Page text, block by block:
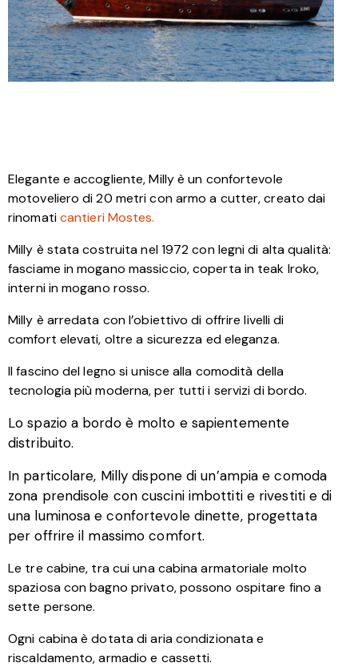
Elegante e accogliente, Milly è un confortevole
motoveliero di 20 metri con armo a cutter, creato dai
rinomaticantieri Mostes.
Milly è stata costruita nel 1972 con legni di alta qualità:
fasciame in mogano massiccio, coperta in teak Iroko,
interni in mogano rosso.
Milly è arredata con l’obiettivo di offrire livelli di
comfort elevati, oltre a sicurezza ed eleganza.
Il fascino del legno si unisce alla comodità della
tecnologia più moderna, per tutti i servizi di bordo.
Lo spazio a bordo è molto e sapientemente
distribuito.
In particolare, Milly dispone di un’ampia e comoda
zona prendisole con cuscini imbottiti e rivestiti e di
una luminosa e confortevole dinette, progettata
per offrire il massimo comfort.
Le tre cabine, tra cui una cabina armatoriale molto
spaziosa con bagno privato, possono ospitare fino a
sette persone.
Ogni cabina è dotata di aria condizionata e
riscaldamento, armadio e cassetti.